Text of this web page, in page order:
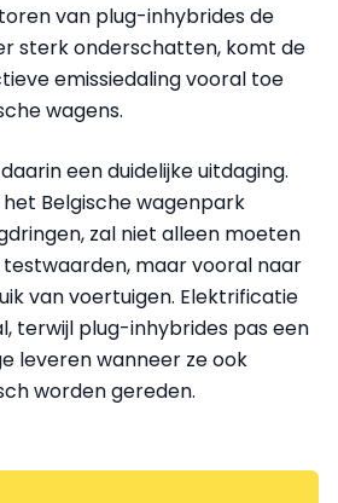
van plug-inhybrides de
sterk onderschatten, komt de
emissiedaling vooral toe
wagens.
een duidelijke uitdaging.
Belgische wagenpark
zal niet alleen moeten
maar vooral naar
van voertuigen. Elektrificatie
terwijl plug-inhybrides pas een
leveren wanneer ze ook
worden gereden.